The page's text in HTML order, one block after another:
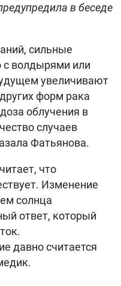
в беседе
сильные
с волдырями или
увеличивают
форм рака
облучения в
случаев
Фатьянова.
что
Изменение
солнца
ответ, который
давно считается